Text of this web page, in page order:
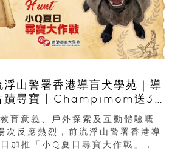
浮山警署香港導盲犬學苑｜導
蹟尋寶 | Champimom送3
育意義、戶外探索及互動體驗嘅
次反應熱烈，前流浮山警署香港導
加推「小Q夏日尋寶大作戰」，家